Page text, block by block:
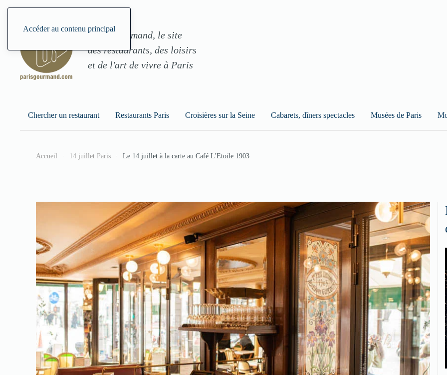
Accéder au contenu principal
ParisGourmand, le site
des restaurants, des loisirs
et de l'art de vivre à Paris
Chercher un restaurant Restaurants Paris Croisières sur la Seine Cabarets, dîners spectacles Musées de Paris
Accueil 14 juillet Paris Le 14 juillet à la carte au Café L'Etoile 1903